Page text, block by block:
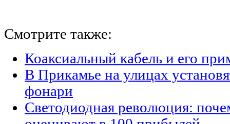
Смотрите также:
Коаксиальный кабель и его
В Прикамье на улицах
фонари
Светодиодная революция: